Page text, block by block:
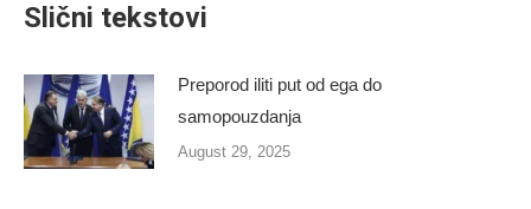
Slični tekstovi
Preporod iliti put od ega do
samopouzdanja
August 29, 2025